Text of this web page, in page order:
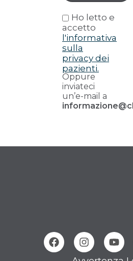
Ho letto e
accetto
l'informativa
sulla
privacy dei
pazienti.
Oppure
inviateci
un’e-mail a